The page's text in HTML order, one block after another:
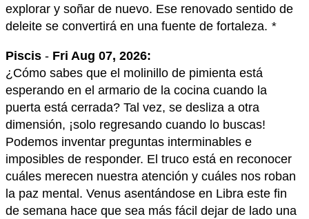
explorar y soñar de nuevo. Ese renovado sentido de
deleite se convertirá en una fuente de fortaleza. *
Piscis - Fri Aug 07, 2026:
¿Cómo sabes que el molinillo de pimienta está
esperando en el armario de la cocina cuando la
puerta está cerrada? Tal vez, se desliza a otra
dimensión, ¡solo regresando cuando lo buscas!
Podemos inventar preguntas interminables e
imposibles de responder. El truco está en reconocer
cuáles merecen nuestra atención y cuáles nos roban
la paz mental. Venus asentándose en Libra este fin
de semana hace que sea más fácil dejar de lado una